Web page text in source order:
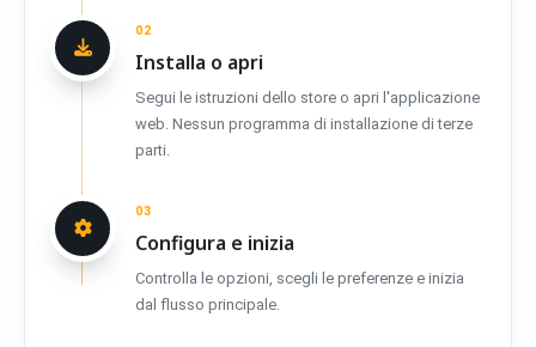
02
Installa o apri
Segui le istruzioni dello store o apri l'applicazione
web. Nessun programma di installazione di terze
parti.
03
Configura e inizia
Controlla le opzioni, scegli le preferenze e inizia
dal flusso principale.